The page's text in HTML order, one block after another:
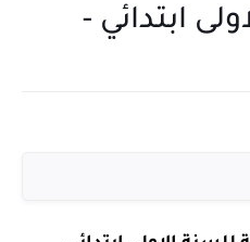
ابتدائي -